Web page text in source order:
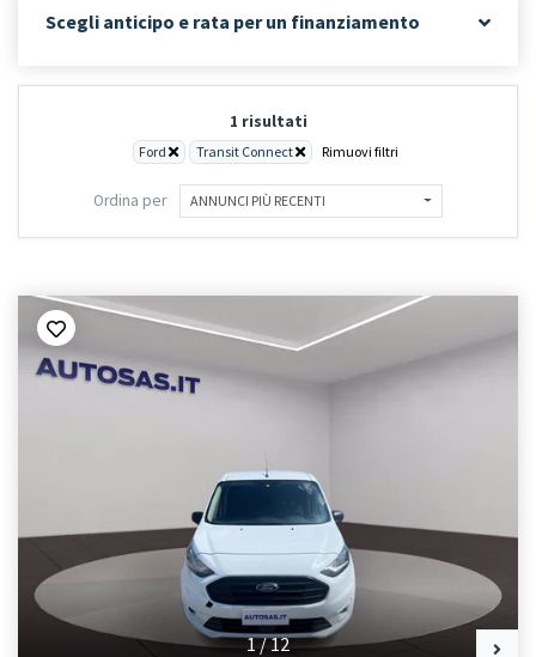
Scegli anticipo e rata per un finanziamento
1 risultati
Ford Transit Connect Rimuovi filtri
Ordina per ANNUNCI PIÙ RECENTI
1/12